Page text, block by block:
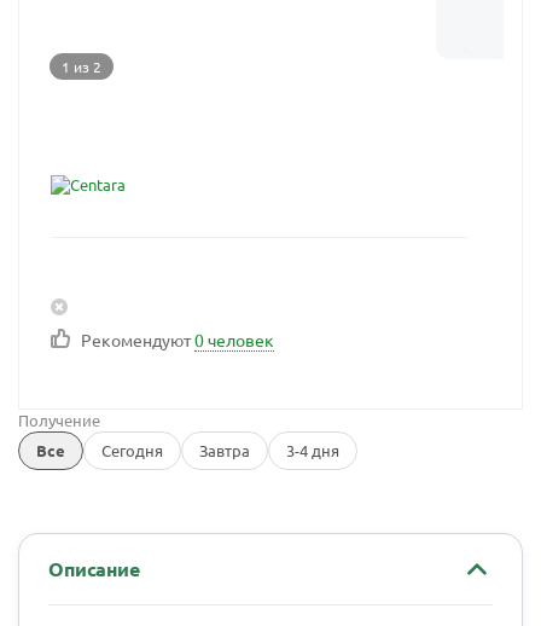
1 из 2
Рекомендуют0 человек
Получение
Все
Сегодня Завтра 3-4 дня
Описание